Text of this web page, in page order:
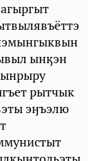
ынӄэн
рытчык
эӈъэлю